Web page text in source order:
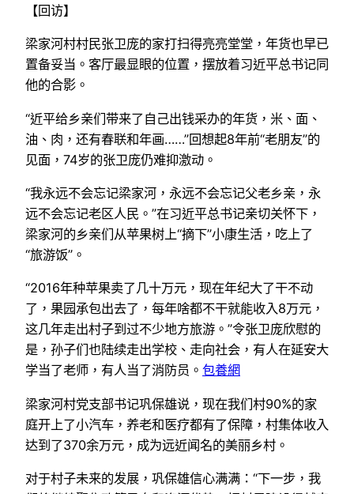
【回访】
梁家河村村民张卫庞的家打扫得亮亮堂堂，年货也早已
置备妥当。客厅最显眼的位置，摆放着习近平总书记同
他的合影。
“近平给乡亲们带来了自己出钱采办的年货，米、面、
油、肉，还有春联和年画……”回想起8年前“老朋友”的
见面，74岁的张卫庞仍难抑激动。
“我永远不会忘记梁家河，永远不会忘记父老乡亲，永
远不会忘记老区人民。”在习近平总书记亲切关怀下，
梁家河的乡亲们从苹果树上“摘下”小康生活，吃上了
“旅游饭”。
“2016年种苹果卖了几十万元，现在年纪大了干不动
了，果园承包出去了，每年啥都不干就能收入8万元，
这几年走出村子到过不少地方旅游。”令张卫庞欣慰的
是，孙子们也陆续走出学校、走向社会，有人在延安大
学当了老师，有人当了消防员。 包養網
梁家河村党支部书记巩保雄说，现在我们村90%的家
庭开上了小汽车，养老和医疗都有了保障，村集体收入
达到了370余万元，成为远近闻名的美丽乡村。
对于村子未来的发展，巩保雄信心满满：“下一步，我